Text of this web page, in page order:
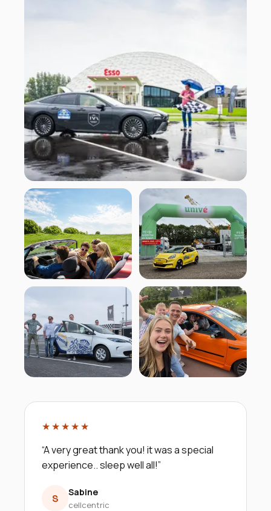
★★★★★
“A very great thank you! it was a special
experience.. sleep well all!”
S Sabine
cellcentric